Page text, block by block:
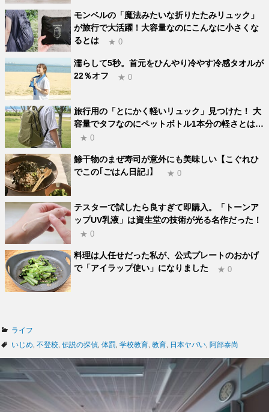
モンベルの「魔法みたいな折りたたみリュック」
が旅行で大活躍！大容量なのにこんなに小さくな
るとは
★ 0
濡らして5秒。首元をひんやり冷やす冷感タオルが
22％オフ
★ 0
旅行用の「とにかく軽いリュック」見つけた！ 大
容量でタフなのにペットボトル1本分の軽さとは…
★ 0
鯵干物のまぜ寿司が意外にも美味しい【こぐれひ
でこの｢ごはん日記｣】
★ 0
テスターで試したら良すぎて即購入。「トーンア
ップUV乳液」は資生堂の技術が光る名作だった！
★ 0
料理は人任せだった私が、公式プレートのおかげ
で「アイラップ使い」になりました
★ 0
カ
テ
ー
ライフ
タ
いじめ 不登校 伝説の探偵 体罰 学校教育 教育 日本ヤバい 阿部泰尚